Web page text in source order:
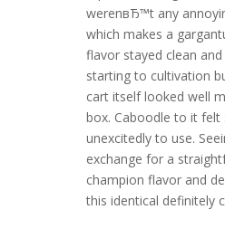
werenвЂ™t any
which makes a
flavor stayed clean
starting to cultivation
cart itself looked well
box. Caboodle to it felt
unexcitedly to use.
exchange for a
champion flavor and
this identical definitely